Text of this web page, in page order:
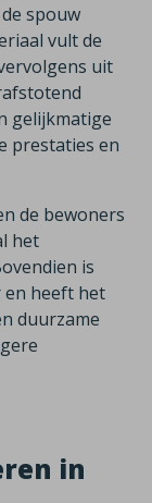
spouw
vult de
uit
gelijkmatige
prestaties en
de bewoners
het
is
en heeft het
duurzame
in